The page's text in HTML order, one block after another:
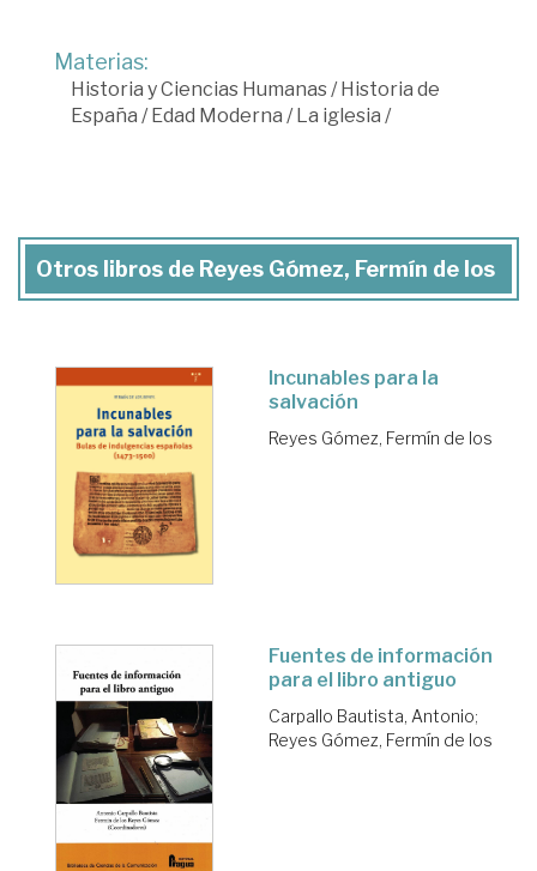
Materias:
Historia y Ciencias Humanas/Historia de
España /Edad Moderna /La iglesia /
Otros libros de Reyes Gómez, Fermín de los
Incunables para la
salvación
Reyes Gómez, Fermín de los
Fuentes de información
para el libro antiguo
Carpallo Bautista, Antonio;
Reyes Gómez, Fermín de los